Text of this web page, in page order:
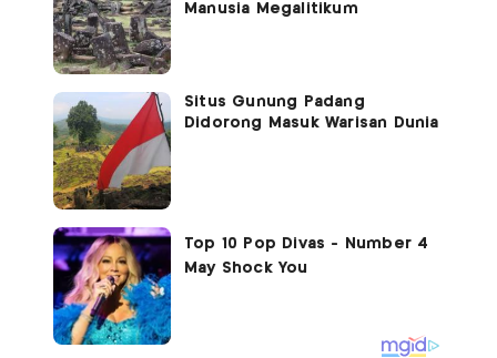
Manusia Megalitikum
Situs Gunung Padang
Didorong Masuk Warisan Dunia